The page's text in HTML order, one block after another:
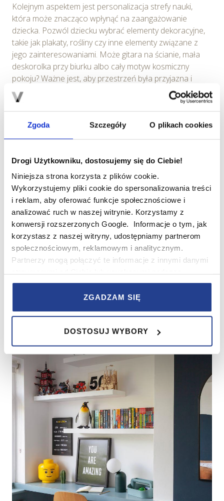
Zgoda Szczegóły O plikach cookies
Drogi Użytkowniku, dostosujemy się do Ciebie!
Niniejsza strona korzysta z plików cookie.
Wykorzystujemy pliki cookie do spersonalizowania treści
i reklam, aby oferować funkcje społecznościowe i
analizować ruch w naszej witrynie. Korzystamy z
konwersji rozszerzonych Google. Informacje o tym, jak
korzystasz z naszej witryny, udostępniamy partnerom
społecznościowym, reklamowym i analitycznym.
Partnerzy mogą połączyć te informacje z innymi danymi
korzystania z ich usług.
zapewnienia prawidłowego działania Serwisu,
zapamiętania wybranych przez użytkownika ustawień i
wszelkich wyborów dokonywanych w Serwisie, poprawy
wydajności Serwisu, zbierania informacji o tym, w jaki
sposób użytkownicy korzystają z Serwisu, ulepszania
Serwisu, dostosowywania działania Serwisu do
preferencji użytkowników, tworzenia statystyk
użytkowania Serwisu oraz w celach marketingowych.
Informacje, w tym dane osobowe, pozyskane w związku
z wykorzystywaniem plików cookie w Serwisie,
przetwarzane są przez Spravia Sp. z o.o. jako
usługodawcę Serwisu w ww. celach oraz mogą być
również przetwarzane przez Partnerów Spravia Sp. z
o.o. W związku z powyższym użytkownik ma prawo do
ZGADZAM SIĘ
DOSTOSUJ WYBORY
Kolejnym aspektem jest personalizacja strefy nauki,
która może znacząco wpłynąć na zaangażowanie
dziecka. Pozwól dziecku wybrać elementy dekoracyjne,
takie jak plakaty, rośliny czy inne elementy związane z
jego zainteresowaniami. Może gitara na ścianie, mała
deskorolka przy biurku albo cały motyw kosmiczny
pokoju? Ważne jest, aby przestrzeń była przyjazna i
inspirująca, a dziecko czuło się w niej naprawdę dobrze
i… domowo.